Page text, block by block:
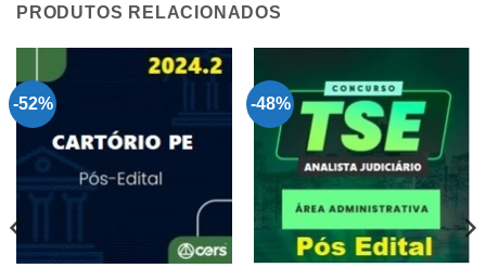
PRODUTOS RELACIONADOS
-52% -48%